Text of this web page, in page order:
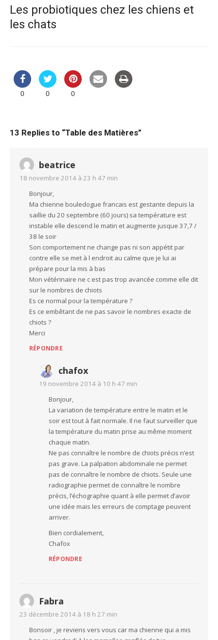
Les probiotiques chez les chiens et
les chats
0 0 0
13 Replies to “Table des Matières”
beatrice
18 novembre 2014 à 23 h 47 min
Bonjour,
Ma chienne bouledogue francais est gestante depuis la
saillie du 20 septembre (60 jours) sa température est
instable elle descend le matin et augmente jusque 37,7 /
38 le soir
Son comportement ne change pas ni son appétit par
contre elle se met à l endroit au calme que je lui ai
prépare pour la mis à bas
Mon vétérinaire ne c est pas trop avancée comme elle dit
sur le nombres de chiots
Es ce normal pour la température ?
Es ce embêtant de ne pas savoir le nombres exacte de
chiots ?
Merci
RÉPONDRE
chafox
19 novembre 2014 à 10 h 47 min
Bonjour,
La variation de température entre le matin et le
soir est tout à fait normale. Il ne faut surveiller que
la température du matin prise au même moment
chaque matin.
Ne pas connaître le nombre de chiots précis n’est
pas grave. La palpation abdominale ne permet
pas de connaître le nombre de chiots. Seule une
radiographie permet de connaître le nombre
précis, l’échographie quant à elle permet d’avoir
une idée mais les erreurs de comptage peuvent
arriver.
Bien cordialement,
Chafox
RÉPONDRE
Fabra
23 décembre 2014 à 18 h 27 min
Bonsoir , je reviens vers vous car ma chienne qui a mis